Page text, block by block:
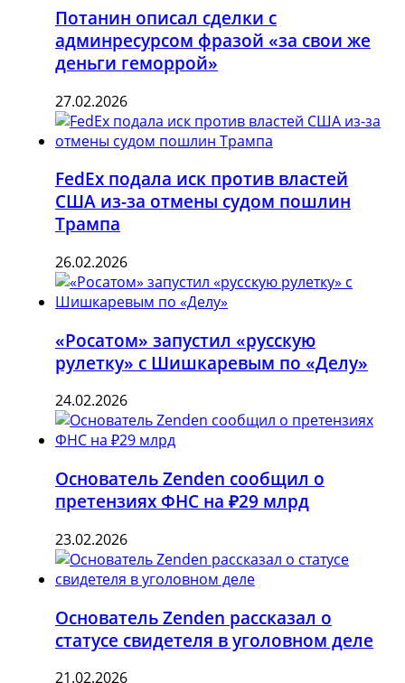
Потанин описал сделки с
админресурсом фразой «за свои же
деньги геморрой»
27.02.2026
FedEx подала иск против властей
США из-за отмены судом пошлин
Трампа
26.02.2026
«Росатом» запустил «русскую
рулетку» с Шишкаревым по «Делу»
24.02.2026
Основатель Zenden сообщил о
претензиях ФНС на ₽29 млрд
23.02.2026
Основатель Zenden рассказал о
статусе свидетеля в уголовном деле
21.02.2026